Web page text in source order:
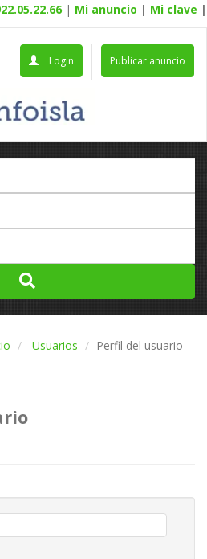
| Mi anuncio | Mi clave |
Publicar anuncio
Login
Usuarios Perfil del usuario